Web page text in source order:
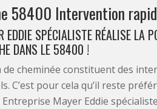
58400 Intervention
SPÉCIALISTE RÉALISE LA
DANS LE 58400 !
cheminée constituent des
C’est pour cela qu’il reste
Mayer Eddie